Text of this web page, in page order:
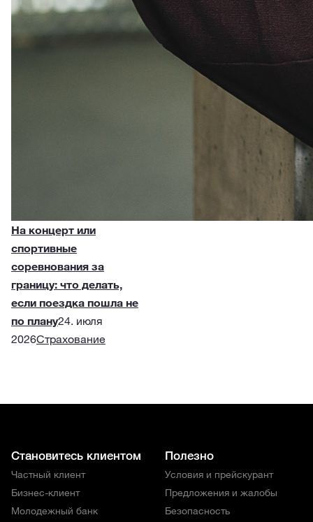
На концерт или
спортивные
соревнования за
границу: что делать,
если поездка пошла не
по плану24. июля
2026Страхование
Становитесь клиентом
Частный клиент
Бизнес-клиент
Молодежный банк
Полезно
Условия и прейскурант
Предложения и жалобы
Безопасность